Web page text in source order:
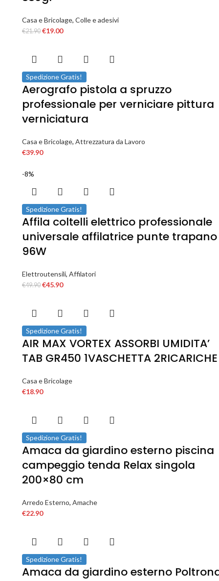
Casa e Bricolage, Colle e adesivi
€21.90 €19.00
Spedizione Gratis!
Aerografo pistola a spruzzo
professionale per verniciare pittura
verniciatura
Casa e Bricolage, Attrezzatura da Lavoro
€39.90
-8%
Spedizione Gratis!
Affila coltelli elettrico professionale
universale affilatrice punte trapano
96W
Elettroutensili, Affilatori
€49.90 €45.90
Spedizione Gratis!
AIR MAX VORTEX ASSORBI UMIDITA’
TAB GR450 1VASCHETTA 2RICARICHE
Casa e Bricolage
€18.90
Spedizione Gratis!
Amaca da giardino esterno piscina
campeggio tenda Relax singola
200×80 cm
Arredo Esterno, Amache
€22.90
Spedizione Gratis!
Amaca da giardino esterno